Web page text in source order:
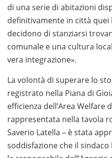
di una serie di abitazioni
definitivamente in città
decidono di stanziarsi
comunale e una cultura
vera integrazione».
La volontà di superare lo
registrato nella Piana di
efficienza dell’Area Welfare
rappresentata nella tavola
Saverio Latella – è stata
soddisfazione che il